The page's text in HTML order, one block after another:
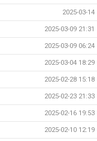
2025-03-14
2025-03-09 21:31
2025-03-09 06:24
2025-03-04 18:29
2025-02-28 15:18
2025-02-23 21:33
2025-02-16 19:53
2025-02-10 12:19